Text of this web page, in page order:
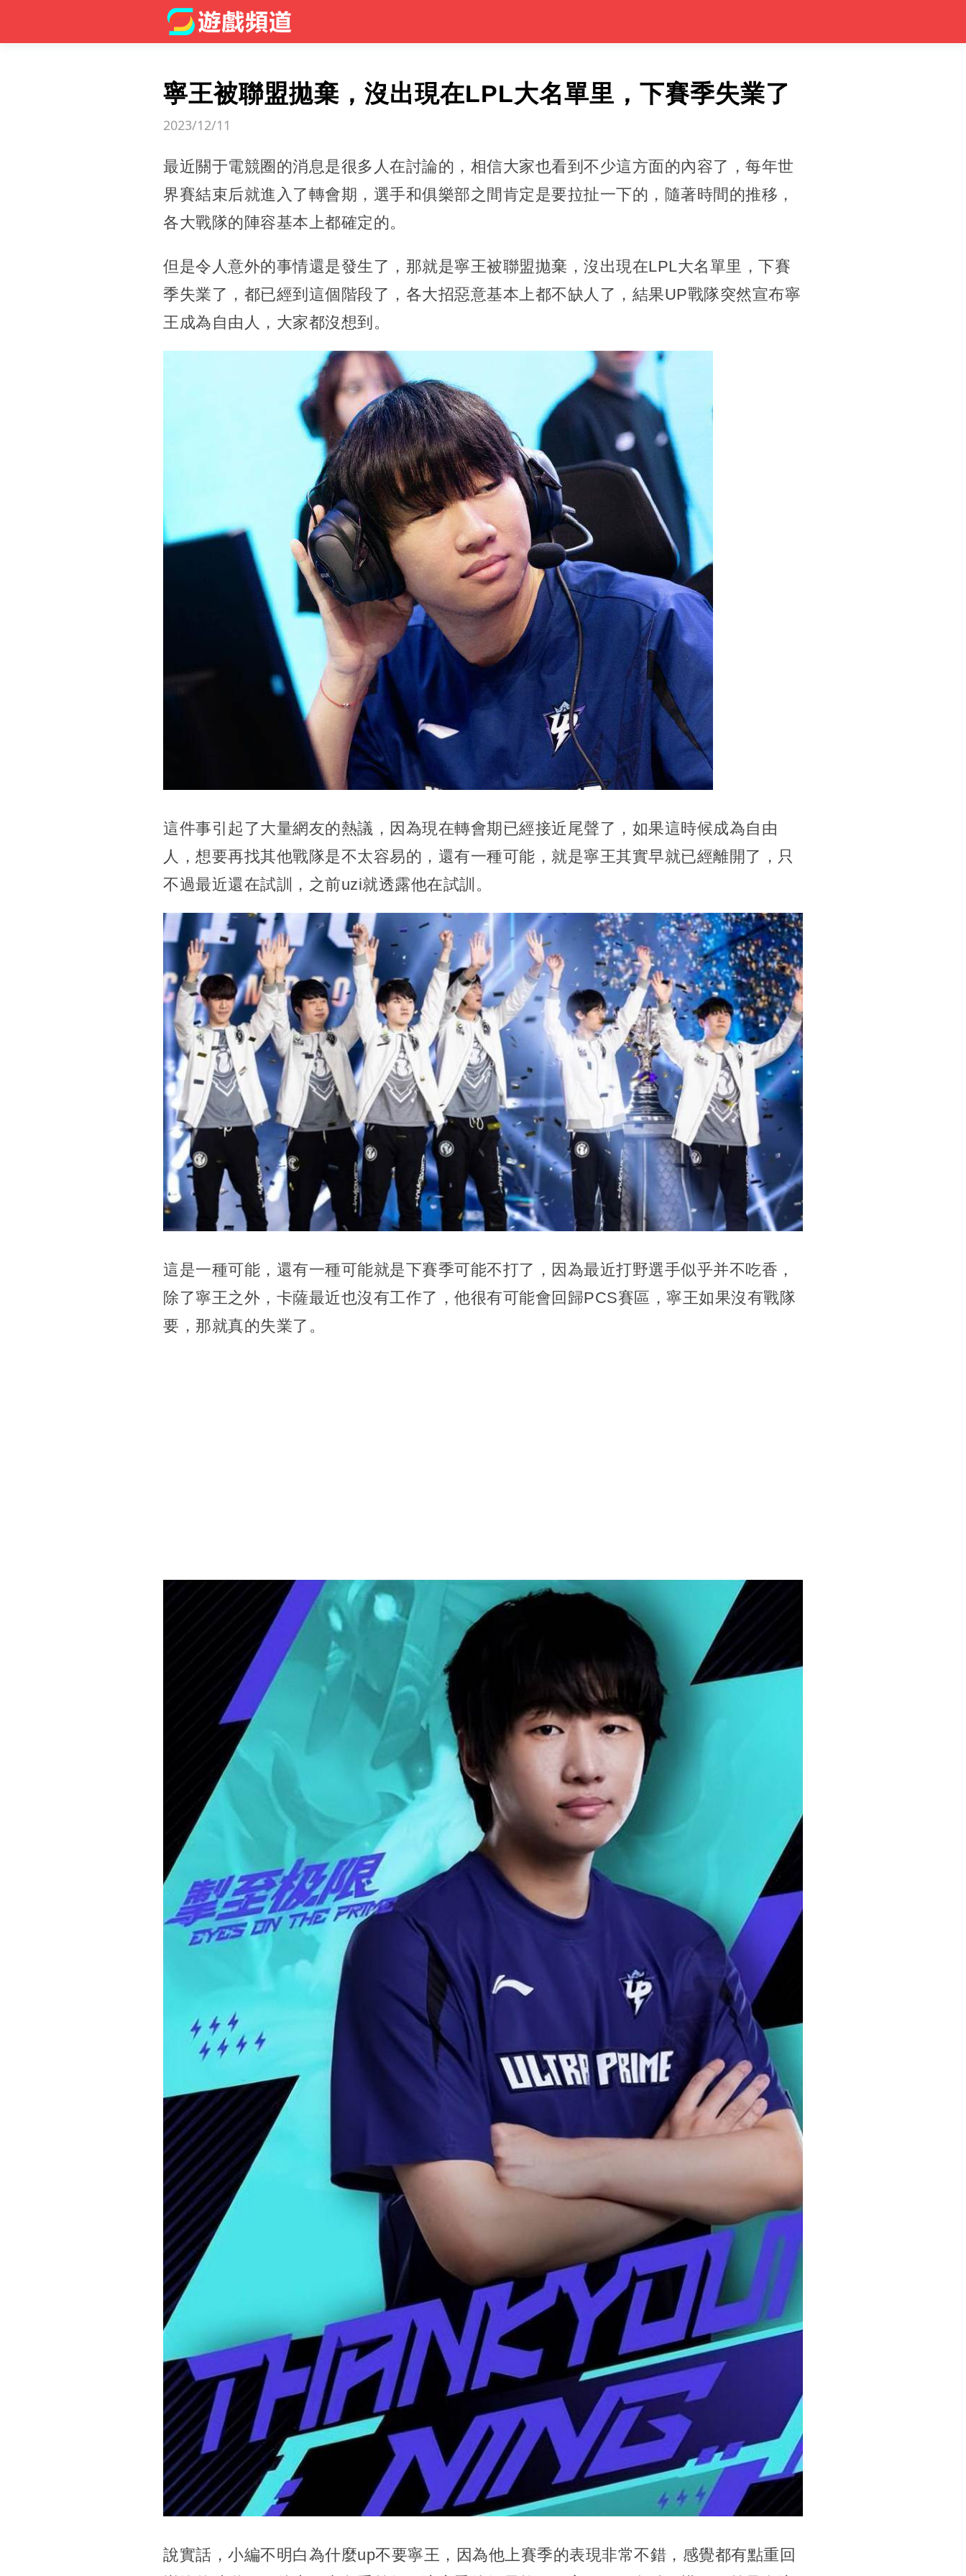
寧王被聯盟拋棄，沒出現在LPL大名單里，下賽季失業了
2023/12/11
最近關于電競圈的消息是很多人在討論的，相信大家也看到不少這方面的內容了，每年世
界賽結束后就進入了轉會期，選手和俱樂部之間肯定是要拉扯一下的，隨著時間的推移，
各大戰隊的陣容基本上都確定的。
但是令人意外的事情還是發生了，那就是寧王被聯盟拋棄，沒出現在LPL大名單里，下賽
季失業了，都已經到這個階段了，各大招惡意基本上都不缺人了，結果UP戰隊突然宣布寧
王成為自由人，大家都沒想到。
這件事引起了大量網友的熱議，因為現在轉會期已經接近尾聲了，如果這時候成為自由
人，想要再找其他戰隊是不太容易的，還有一種可能，就是寧王其實早就已經離開了，只
不過最近還在試訓，之前uzi就透露他在試訓。
這是一種可能，還有一種可能就是下賽季可能不打了，因為最近打野選手似乎并不吃香，
除了寧王之外，卡薩最近也沒有工作了，他很有可能會回歸PCS賽區，寧王如果沒有戰隊
要，那就真的失業了。
說實話，小編不明白為什麼up不要寧王，因為他上賽季的表現非常不錯，感覺都有點重回